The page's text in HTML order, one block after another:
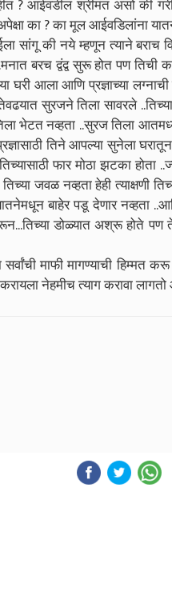
? आईवडील श्रीमंत असो की
अपेक्षा का ? का मूल आईवडिलांना
सांगू की नये म्हणून त्याने
बरच द्वंद्व सुरू होत पण
आला आणि प्रज्ञाच्या
सुरजने तिला सावरले
भेटत नव्हता ..सुरज तिला
तिने आपल्या सुनेला
फार मोठा झटका होता
जवळ नव्हता हेही त्याक्षणी
बाहेर पडू देणार नव्हता
डोळ्यात अश्रू होते पण ते
माफी मागण्याची हिम्मत
नेहमीच त्याग करावा